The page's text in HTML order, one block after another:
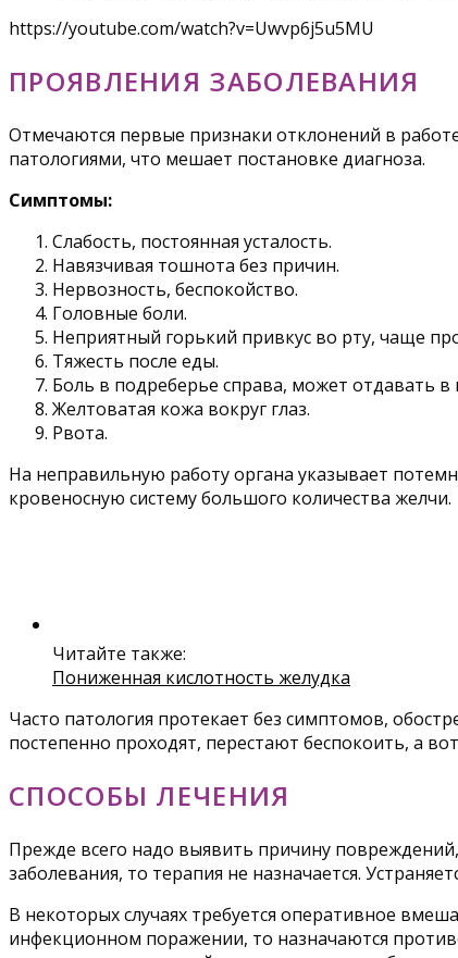
https://youtube.com/watch?v=Uwvp6j5u5MU
ПРОЯВЛЕНИЯ ЗАБОЛЕВАНИЯ
Отмечаются первые признаки отклонений в
патологиями, что мешает постановке диагноза.
Симптомы:
Слабость, постоянная усталость.
Навязчивая тошнота без причин.
Нервозность, беспокойство.
Головные боли.
Неприятный горький привкус во рту, чаще
Тяжесть после еды.
Боль в подреберье справа, может отдавать в
Желтоватая кожа вокруг глаз.
Рвота.
На неправильную работу органа указывает
кровеносную систему большого количества желчи.
Читайте также:
Пониженная кислотность желудка
Часто патология протекает без симптомов,
постепенно проходят, перестают беспокоить, а
СПОСОБЫ ЛЕЧЕНИЯ
Прежде всего надо выявить причину
заболевания, то терапия не назначается.
В некоторых случаях требуется оперативное
инфекционном поражении, то назначаются